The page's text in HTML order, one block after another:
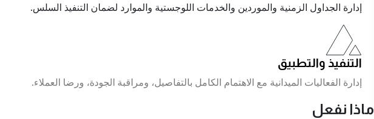
إدارة الجداول الزمنية والموردين والخدمات اللوجستية والموارد لضمان التنفيذ السلس.
التنفيذ والتطبيق
إدارة الفعاليات الميدانية مع الاهتمام الكامل بالتفاصيل، ومراقبة الجودة، ورضا العملاء.
ماذا نفعل